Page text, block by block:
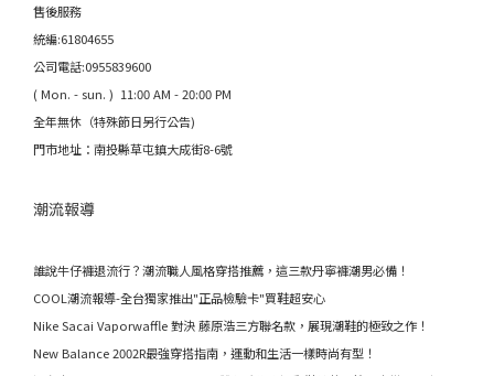
售後服務
統編:61804655
公司電話:0955839600
( Mon. - sun. ) 11:00 AM - 20:00 PM
全年無休（特殊節日另行公告)
門市地址：南投縣草屯鎮大成街8-6號
潮流報導
誰說牛仔褲退流行？潮流職人風格穿搭推薦，這三款丹寧褲潮男必備！
COOL潮流報導-全台獨家推出"正品檢驗卡"買鞋超安心
Nike Sacai Vaporwaffle 對決 藤原浩三方聯名款，展現潮鞋的極致之作！
New Balance 2002R最強穿搭指南，運動和生活一樣時尚有型！